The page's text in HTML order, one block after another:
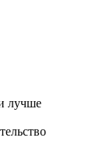
лучше